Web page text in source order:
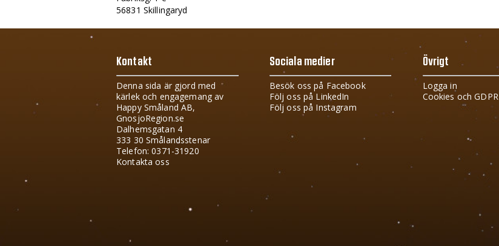
56831 Skillingaryd
Kontakt
Denna sida är gjord med
kärlek och engagemang av
Happy Småland AB,
GnosjoRegion.se
Dalhemsgatan 4
333 30 Smålandsstenar
Telefon: 0371-31920
Kontakta oss
Sociala medier
Besök oss på Facebook
Följ oss på LinkedIn
Följ oss på Instagram
Övrigt
Logga in
Cookies och GDPR